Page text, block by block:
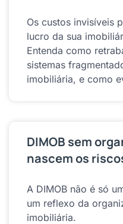
Os custos invisíveis
lucro da sua
Entenda como
sistemas
imobiliária, e como
DIMOB sem
nascem os
A DIMOB não é só
um reflexo da
imobiliária.